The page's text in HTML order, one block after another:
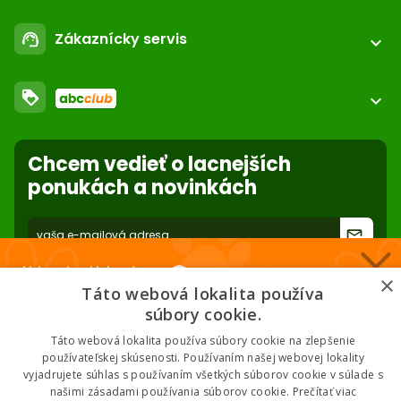
email podpora@abc-zoo.sk
Registrácia / login
Kontakt
O nás
Nastavenia súborov cookie
support_agent Zákaznícky servis expand_more
Obchodné podmienky
Dodacie podmienky
Reklamácie
Ochrana osobných údajov
loyalty expand_more
Použite body a nakupujte lacnejšie!
Viac info
Chcem vedieť o lacnejších
ponukách a novinkách
forward_to_inbox
* Zadaním e-mailu súhlasíte so spracovaním osobných údajov na účely
Nakupuj za klubové ceny 🏆
Nižšie ceny na vybrané produkty. 2 % cashback. Členstvo zadarmo.
Chcem klubové ceny
×
Táto webová lokalita používa
súbory cookie.
Táto webová lokalita používa súbory cookie na zlepšenie
používateľskej skúsenosti. Používaním našej webovej lokality
vyjadrujete súhlas s používaním všetkých súborov cookie v súlade s
našimi zásadami používania súborov cookie. Prečítať viac